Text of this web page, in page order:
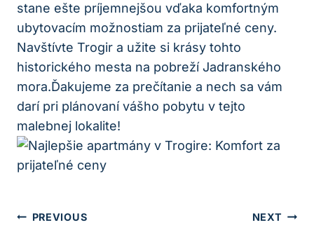
stane ešte príjemnejšou vďaka komfortným
ubytovacím možnostiam za prijateľné ceny.
Navštívte Trogir a užite si krásy tohto
historického mesta na pobreží Jadranského
mora.Ďakujeme za prečítanie a nech sa vám
darí pri plánovaní vášho pobytu v tejto
malebnej lokalite!
Navigácia
PREVIOUS NEXT